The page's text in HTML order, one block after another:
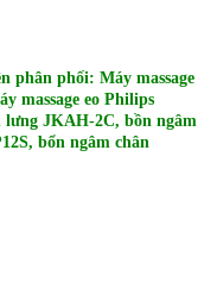
phân phối: Máy massage
massage eo Philips
lưng JKAH-2C, bồn ngâm
bổn ngâm chân